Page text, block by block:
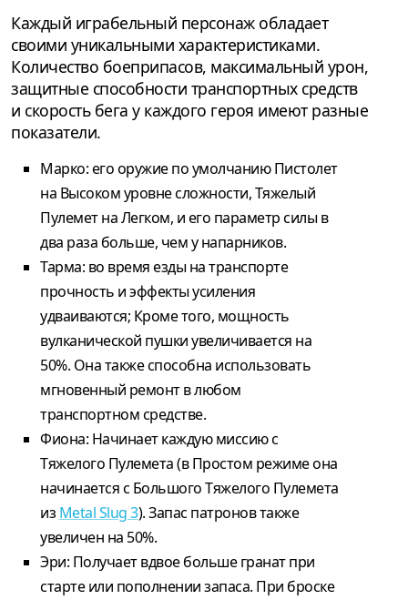
Каждый играбельный персонаж обладает
своими уникальными характеристиками.
Количество боеприпасов, максимальный урон,
защитные способности транспортных средств
и скорость бега у каждого героя имеют разные
показатели.
Марко: его оружие по умолчанию Пистолет
на Высоком уровне сложности, Тяжелый
Пулемет на Легком, и его параметр силы в
два раза больше, чем у напарников.
Тарма: во время езды на транспорте
прочность и эффекты усиления
удваиваются; Кроме того, мощность
вулканической пушки увеличивается на
50%. Она также способна использовать
мгновенный ремонт в любом
транспортном средстве.
Фиона: Начинает каждую миссию с
Тяжелого Пулемета (в Простом режиме она
начинается с Большого Тяжелого Пулемета
из Metal Slug 3). Запас патронов также
увеличен на 50%.
Эри: Получает вдвое больше гранат при
старте или пополнении запаса. При броске